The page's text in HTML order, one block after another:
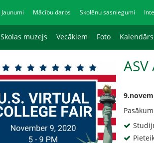
Jaunumi Mācību darbs Skolēnu sasniegumi
Skolas muzejs Vecākiem Foto Kalendārs
ASV